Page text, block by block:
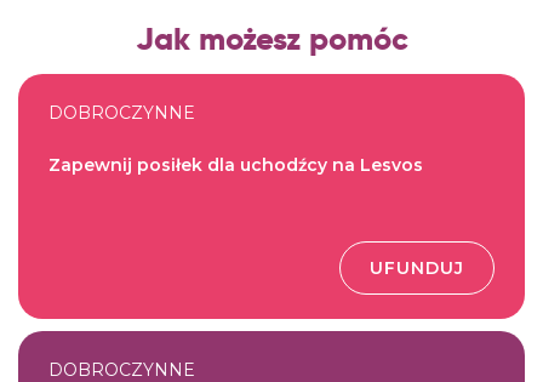
Jak możesz pomóc
DOBROCZYNNE
Zapewnij posiłek dla uchodźcy na Lesvos
UFUNDUJ
DOBROCZYNNE